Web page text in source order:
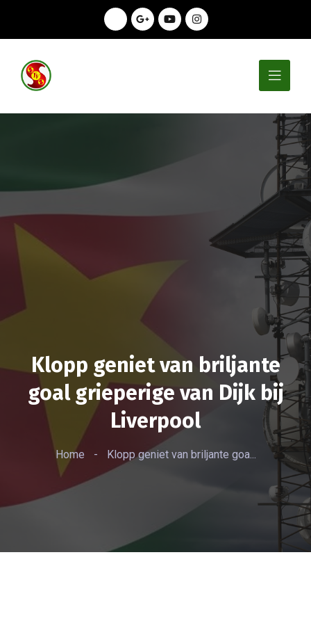
Klopp geniet van briljante
goal grieperige van Dijk bij
Liverpool
Home - Klopp geniet van briljante goa...